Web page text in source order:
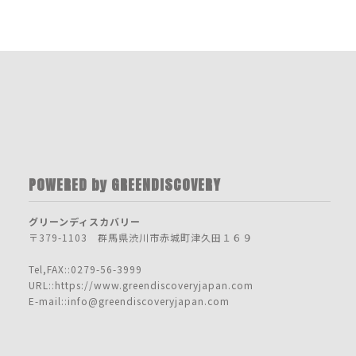
POWERED by GREENDISCOVERY
グリーンディスカバリー
〒379-1103 群馬県渋川市赤城町津久田１６９
Tel,FAX::0279-56-3999
URL::https://www.greendiscoveryjapan.com
E-mail::info@greendiscoveryjapan.com